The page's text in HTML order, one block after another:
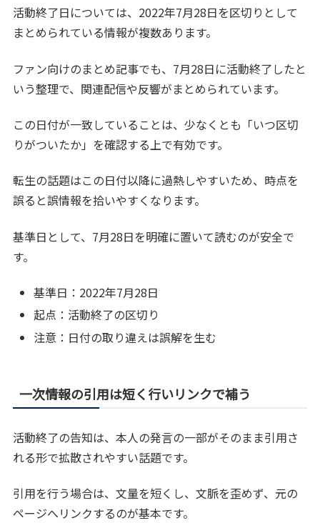
活動終了日については、2022年7月28日を区切りとして
まとめられている情報が複数あります。
ファン向けのまとめ記事でも、7月28日に活動終了したと
いう整理で、関連配信や反響がまとめられています。
この日付が一致していることは、少なくとも「いつ区切
りがついたか」を確認する上で有効です。
転生の話題はこの日付以降に過熱しやすいため、時点を
誤ると誤情報を拾いやすくなります。
基準日として、7月28日を明確に置いて読むのが安全で
す。
基準日：2022年7月28日
起点：活動終了の区切り
注意：日付の取り違えは誤解を生む
一次情報の引用は短く行いリンクで補う
活動終了の告知は、本人の発言の一部がそのまま引用さ
れる形で拡散されやすい話題です。
引用を行う場合は、文量を短くし、文脈を歪めず、元の
ページへリンクするのが基本です。